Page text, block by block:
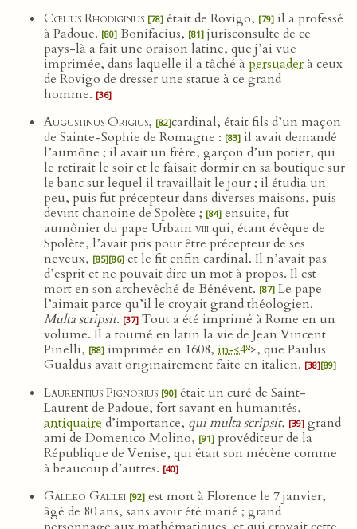
Cœlius Rhodiginus [78] était de Rovigo, [79] il a professé
à Padoue. [80] Bonifacius, [81] jurisconsulte de ce
pays-là a fait une oraison latine, que j’ai vue
imprimée, dans laquelle il a tâché à persuaderà ceux
de Rovigo de dresser une statue à ce grand
homme. [36]
Augustinus Origius, [82]cardinal, était fils d’un maçon
de Sainte-Sophie de Romagne : [83] il avait demandé
l’aumône ; il avait un frère, garçon d’un potier, qui
le retirait le soir et le faisait dormir en sa boutique sur
le banc sur lequel il travaillait le jour ; il étudia un
peu, puis fut précepteur dans diverses maisons, puis
devint chanoine de Spolète ; [84] ensuite, fut
aumônier du pape Urbain viiiqui, étant évêque de
Spolète, l’avait pris pour être précepteur de ses
neveux, [85][86] et le fit enfin cardinal. Il n’avait pas
d’esprit et ne pouvait dire un mot à propos. Il est
mort en son archevêché de Bénévent. [87] Le pape
l’aimait parce qu’il le croyait grand théologien.
Multa scripsit. [37] Tout a été imprimé à Rome en un
volume. Il a tourné en latin la vie de Jean Vincent
Pinelli, [88] imprimée en 1608, in‑<4o>, que Paulus
Gualdus avait originairement faite en italien. [38][89]
Laurentius Pignorius [90] était un curé de Saint-
Laurent de Padoue, fort savant en humanités,
antiquaire d’importance, qui multa scripsit, [39] grand
ami de Domenico Molino, [91] provéditeur de la
République de Venise, qui était son mécène comme
à beaucoup d’autres. [40]
Galileo Galilei [92] est mort à Florence le 7 janvier,
âgé de 80 ans, sans avoir été marié ; grand